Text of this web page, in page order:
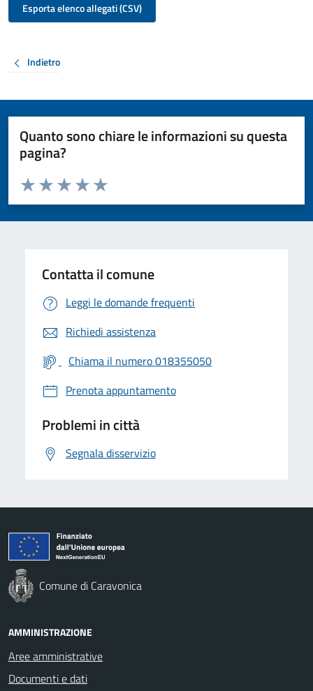
Esporta elenco allegati (CSV)
Indietro
Quanto sono chiare le informazioni su questa
pagina?
Valuta da 1 a 5 stelle la pagina
Valuta 5 stelle su 5
Valuta 4 stelle su 5
Valuta 3 stelle su 5
Valuta 2 stelle su 5
Valuta 1 stelle su 5
Contatta il comune
Leggi le domande frequenti
Richiedi assistenza
Chiama il numero 018355050
Prenota appuntamento
Problemi in città
Segnala disservizio
Comune di Caravonica
AMMINISTRAZIONE
Aree amministrative
Documenti e dati